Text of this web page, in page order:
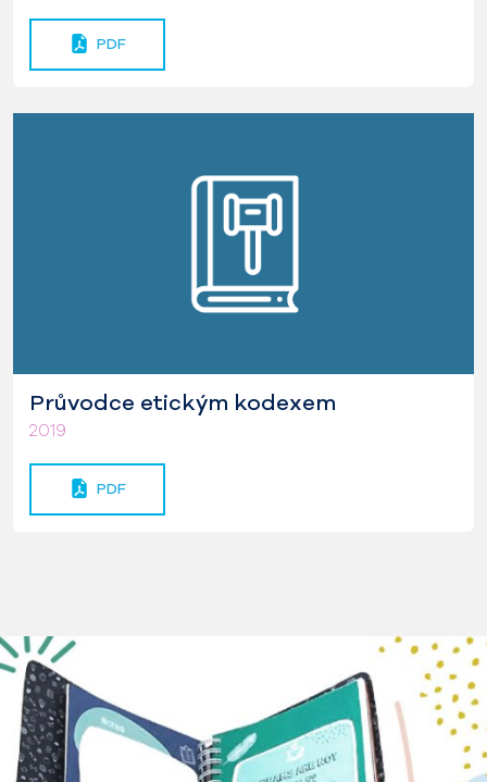
PDF
Průvodce etickým kodexem
2019
PDF